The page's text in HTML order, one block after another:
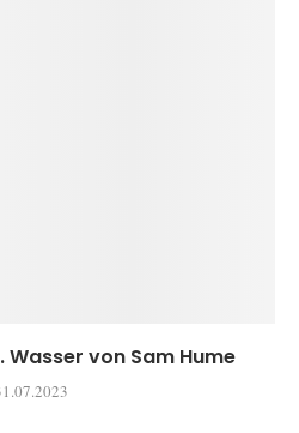
von Sam Hume